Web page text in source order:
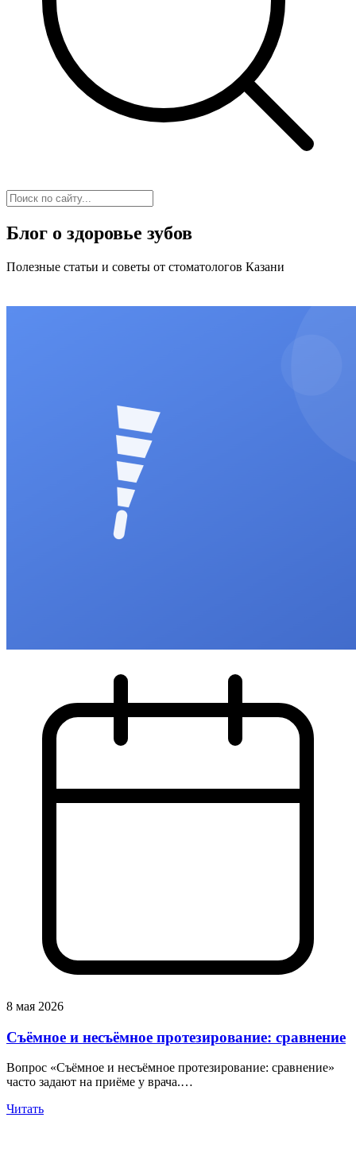
Блог о здоровье зубов
Полезные статьи и советы от стоматологов Казани
8 мая 2026
Съёмное и несъёмное протезирование: сравнение
Вопрос «Съёмное и несъёмное протезирование: сравнение»
часто задают на приёме у врача.…
Читать